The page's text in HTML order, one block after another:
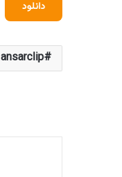
دانلود
ansarclip